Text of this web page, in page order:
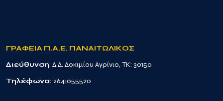
ΓΡΑΦΕΙΑ Π.Α.Ε. ΠΑΝΑΙΤΩΛΙΚΟΣ
Διεύθυνση: Δ.Δ. Δοκιμίου Αγρίνιο, TK: 30150
Τηλέφωνα: 2641055520